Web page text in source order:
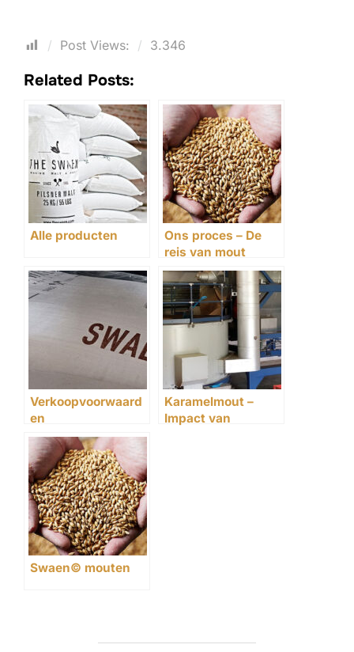
Post Views: 3.346
Related Posts:
Alle producten
Ons proces – De
reis van mout
Verkoopvoorwaard
en
Karamelmout –
Impact van
Swaen© mouten